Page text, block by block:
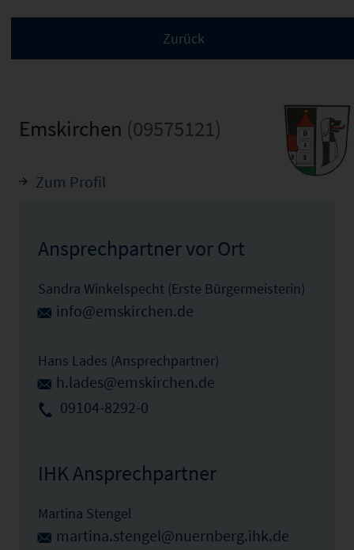
Emskirchen (09575121)
Zum Profil
Ansprechpartner vor Ort
Sandra Winkelspecht (Erste Bürgermeisterin)
info@emskirchen.de
Hans Lades (Ansprechpartner)
h.lades@emskirchen.de
09104-8292-0
IHK Ansprechpartner
Martina Stengel
martina.stengel@nuernberg.ihk.de